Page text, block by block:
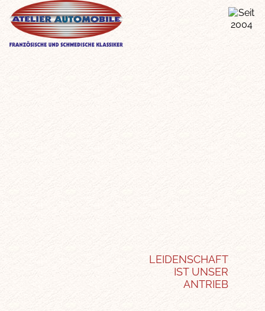
LEIDENSCHAFT
IST UNSER
ANTRIEB